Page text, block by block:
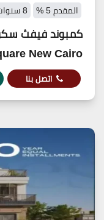
المقدم 5 % 8 سنوات تقسيط
New Cairo
اتصل بنا